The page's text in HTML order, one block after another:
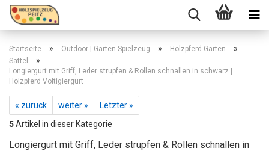
Startseite » Outdoor | Garten-Spielzeug » Holzpferd Garten »
Sattel »
Longiergurt mit Griff, Leder strupfen & Rollen schnallen in schwarz |
Holzpferd Voltigiergurt
« zurück weiter »
Letzter »
5Artikel in dieser Kategorie
Longiergurt mit Griff, Leder strupfen & Rollen schnallen in